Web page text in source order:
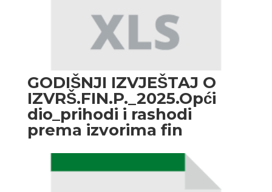
GODIŠNJI IZVJEŠTAJ O
IZVRŠ.FIN.P._2025.Opći
dio_prihodi i rashodi
prema izvorima fin